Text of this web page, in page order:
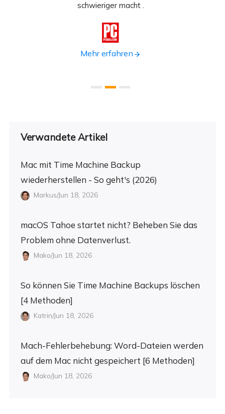
schwieriger macht .

Mehr erfahren
Verwandete Artikel
Mac mit Time Machine Backup
wiederherstellen - So geht's (2026)
Markus/Jun 18, 2026
macOS Tahoe startet nicht? Beheben Sie das
Problem ohne Datenverlust.
Mako/Jun 18, 2026
So können Sie Time Machine Backups löschen
[4 Methoden]
Katrin/Jun 18, 2026
Mach-Fehlerbehebung: Word-Dateien werden
auf dem Mac nicht gespeichert [6 Methoden]
Mako/Jun 18, 2026